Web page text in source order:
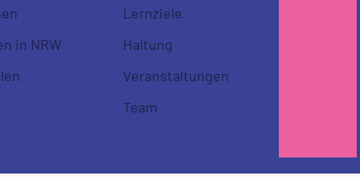
in NRW
Lernziele
Haltung
Veranstaltungen
Team